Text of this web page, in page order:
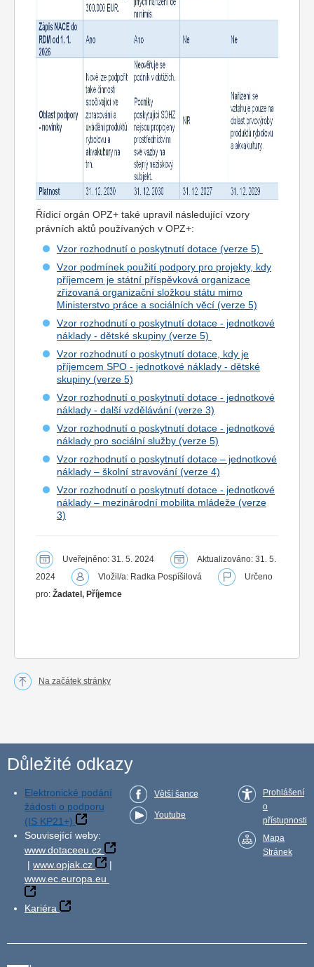
Řídicí orgán OPZ+ také upravil následující vzory
právních aktů používaných v OPZ+:
Vzor rozhodnutí o poskytnutí dotace (verze 5)
Vzor podmínek použití podpory pro projekty, kdy
příjemcem je státní příspěvková organizace
zřizovaná organizační složkou státu mimo
Ministerstvo práce a sociálních věcí (verze 5)
Vzor rozhodnutí o poskytnutí dotace - jednotkové
náklady - dětské skupiny (verze 5)
Vzor rozhodnutí o poskytnutí dotace, kdy je
příjemcem SPO - jednotkové náklady - dětské
skupiny (verze 5)
Vzor rozhodnutí o poskytnutí dotace - jednotkové
náklady - další vzdělávání (verze 3)
Vzor rozhodnutí o poskytnutí dotace - jednotkové
náklady pro sociální služby (verze 5)
Vzor rozhodnutí o poskytnutí dotace – jednotkové
náklady – školní stravování (verze 4)
Vzor rozhodnutí o poskytnutí dotace - jednotkové
náklady – mezinárodní mobilita mládeže (verze
3)
Uveřejněno: 31. 5. 2024
Aktualizováno: 31. 5.
2024
Vložil/a: Radka Pospíšilová
Určeno
pro: Žadatel, Příjemce
Na začátek stránky
Důležité odkazy
Elektronické podání
žádosti o podporu
(IS KP21+)
Související weby:
www.dotaceeu.cz
| www.opjak.cz
|
www.ec.europa.eu
Kariéra
Větší šance
Youtube
Prohlášení
o
přístupnosti
Mapa
Stránek